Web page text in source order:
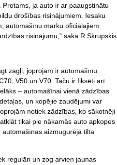
ja auto ir ar paaugstinātu
drošības risinājumiem. Iesaku
automašīnu marku oficiālajiem
risinājumu,” saka R.Skrupskis.
zagļi, joprojām ir automašīnu
V50 un V70. Taču ir fiksēti arī
– automašīnai vienā zādzības
un kopējie zaudējumi var
notiek zādzības, ko sākotnēji
tikai pie nākamās auto apkopes
aizmugurējā tilta
regulāri un zog arvien jaunas